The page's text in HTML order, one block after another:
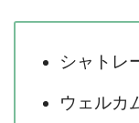
シャトレ
ウェルカ